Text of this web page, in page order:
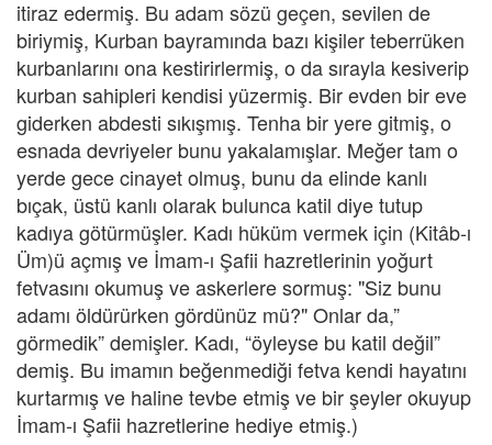
itiraz edermiş. Bu adam sözü geçen, sevilen de
biriymiş, Kurban bayramında bazı kişiler teberrüken
kurbanlarını ona kestirirlermiş, o da sırayla kesiverip
kurban sahipleri kendisi yüzermiş. Bir evden bir eve
giderken abdesti sıkışmış. Tenha bir yere gitmiş, o
esnada devriyeler bunu yakalamışlar. Meğer tam o
yerde gece cinayet olmuş, bunu da elinde kanlı
bıçak, üstü kanlı olarak bulunca katil diye tutup
kadıya götürmüşler. Kadı hüküm vermek için (Kitâb-ı
Üm)ü açmış ve İmam-ı Şafii hazretlerinin yoğurt
fetvasını okumuş ve askerlere sormuş: "Siz bunu
adamı öldürürken gördünüz mü?" Onlar da,”
görmedik” demişler. Kadı, “öyleyse bu katil değil”
demiş. Bu imamın beğenmediği fetva kendi hayatını
kurtarmış ve haline tevbe etmiş ve bir şeyler okuyup
İmam-ı Şafii hazretlerine hediye etmiş.)